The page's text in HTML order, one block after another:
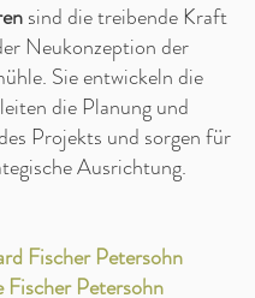
sind die treibende Kraft
Neukonzeption der
Sie entwickeln die
die Planung und
Projekts und sorgen für
Ausrichtung.
Fischer Petersohn
Fischer Petersohn